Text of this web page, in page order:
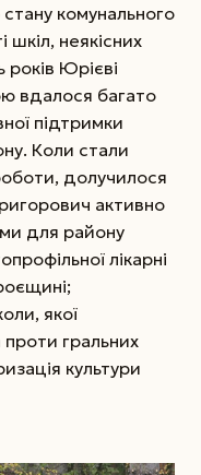
комунального
неякісних
років Юрієві
вдалося багато
підтримки
Коли стали
долучилося
активно
для району
лікарні
якої
гральних
культури